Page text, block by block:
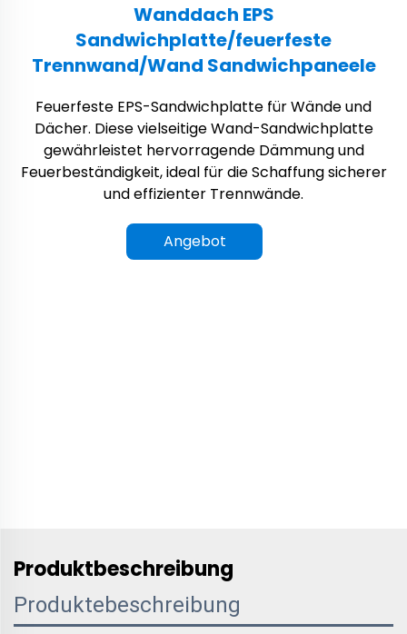
Wanddach EPS
Sandwichplatte/feuerfeste
Trennwand/Wand Sandwichpaneele
Feuerfeste EPS-Sandwichplatte für Wände und
Dächer. Diese vielseitige Wand-Sandwichplatte
gewährleistet hervorragende Dämmung und
Feuerbeständigkeit, ideal für die Schaffung sicherer
und effizienter Trennwände.
Angebot
Produktbeschreibung
Produktebeschreibung